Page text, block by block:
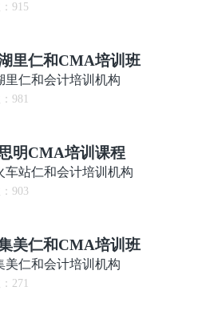
915
里仁和CMA培训班
里仁和会计培训机构
981
明CMA培训课程
车站仁和会计培训机构
903
美仁和CMA培训班
美仁和会计培训机构
271